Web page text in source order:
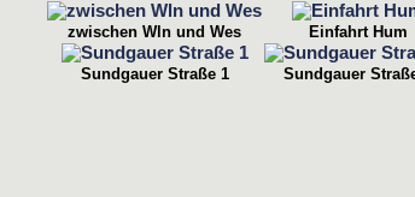
zwischen Wln und Wes Einfahrt Hum
Sundgauer Straße 1 Sundgauer